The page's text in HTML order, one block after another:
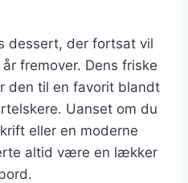
dessert, der fortsat vil
fremover. Dens friske
den til en favorit blandt
Uanset om du
eller en moderne
altid være en lækker